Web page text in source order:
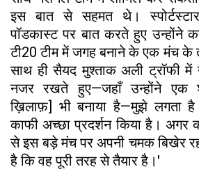
इस बात से सहमत थे।
पॉडकास्ट पर बात करते हुए उन्होंने
टी20 टीम में जगह बनाने के एक मंच के
साथ ही सैयद मुश्ताक अली ट्रॉफी में
नजर रखते हुए—जहाँ उन्होंने एक
ख़िलाफ़] भी बनाया है—मुझे लगता
काफी अच्छा प्रदर्शन किया है। अगर
से इस बड़े मंच पर अपनी चमक बिखेर
है कि वह पूरी तरह से तैयार है।'